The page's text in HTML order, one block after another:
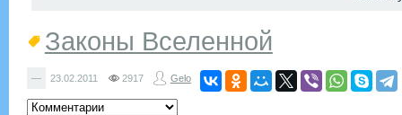
Законы Вселенной
— 23.02.2011 2917 Gelo